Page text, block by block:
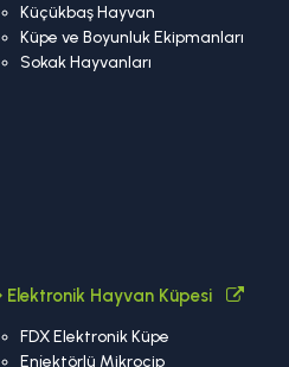
Küçükbaş Hayvan
Küpe ve Boyunluk Ekipmanları
Sokak Hayvanları
Elektronik Hayvan Küpesi
FDX Elektronik Küpe
Enjektörlü Mikroçip